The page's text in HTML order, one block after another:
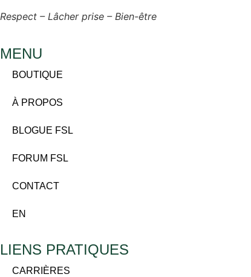
Respect – Lâcher prise – Bien-être
MENU
BOUTIQUE
À PROPOS
BLOGUE FSL
FORUM FSL
CONTACT
EN
LIENS PRATIQUES
CARRIÈRES